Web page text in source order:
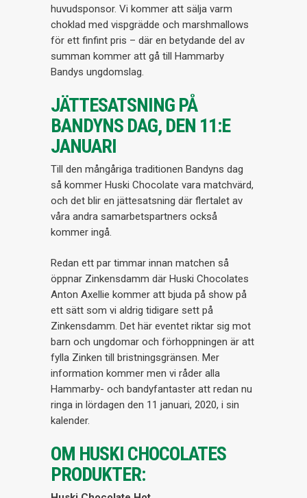
huvudsponsor. Vi kommer att sälja varm
choklad med vispgrädde och marshmallows
för ett finfint pris – där en betydande del av
summan kommer att gå till Hammarby
Bandys ungdomslag.
JÄTTESATSNING PÅ
BANDYNS DAG, DEN 11:E
JANUARI
Till den mångåriga traditionen Bandyns dag
så kommer Huski Chocolate vara matchvärd,
och det blir en jättesatsning där flertalet av
våra andra samarbetspartners också
kommer ingå.
Redan ett par timmar innan matchen så
öppnar Zinkensdamm där Huski Chocolates
Anton Axellie kommer att bjuda på show på
ett sätt som vi aldrig tidigare sett på
Zinkensdamm. Det här eventet riktar sig mot
barn och ungdomar och förhoppningen är att
fylla Zinken till bristningsgränsen. Mer
information kommer men vi råder alla
Hammarby- och bandyfantaster att redan nu
ringa in lördagen den 11 januari, 2020, i sin
kalender.
OM HUSKI CHOCOLATES
PRODUKTER: